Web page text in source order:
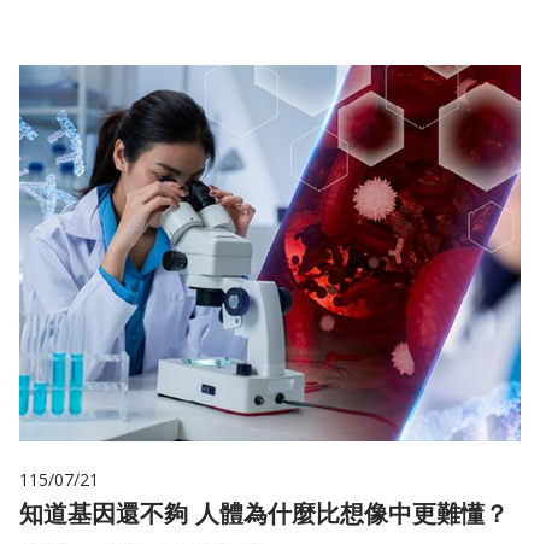
115/07/21
知道基因還不夠 人體為什麼比想像中更難懂？